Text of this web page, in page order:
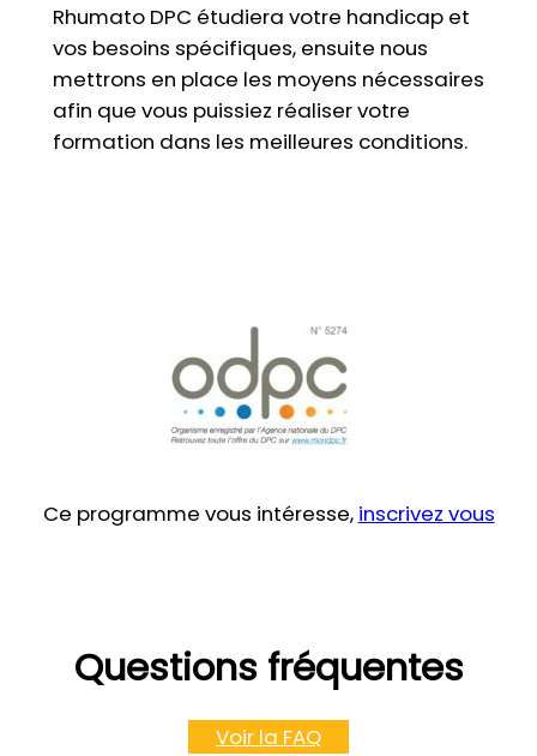
Rhumato DPC étudiera votre handicap et
vos besoins spécifiques, ensuite nous
mettrons en place les moyens nécessaires
afin que vous puissiez réaliser votre
formation dans les meilleures conditions.
Ce programme vous intéresse, inscrivez vous
Questions fréquentes
Voir la FAQ